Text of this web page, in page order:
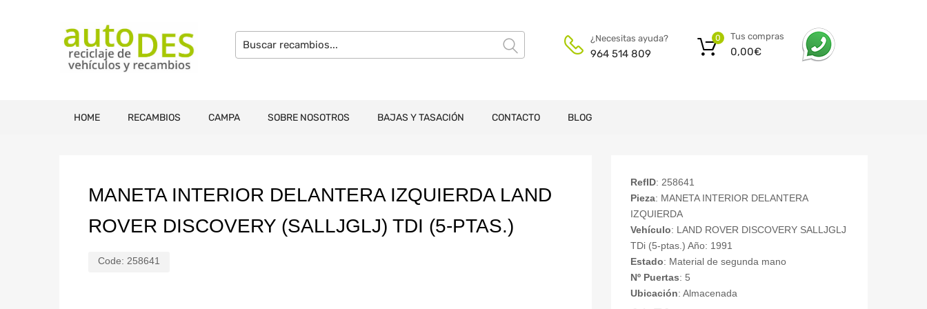
¿Necesitas ayuda?
964 514 809
Tus compras
0,00€
0
HOME RECAMBIOS CAMPA SOBRE NOSOTROS BAJAS Y TASACIÓN CONTACTO BLOG
MANETA INTERIOR DELANTERA IZQUIERDA LAND
ROVER DISCOVERY (SALLJGLJ) TDI (5-PTAS.)
Code: 258641
RefID: 258641
Pieza: MANETA INTERIOR DELANTERA
IZQUIERDA
Vehículo: LAND ROVER DISCOVERY SALLJGLJ
TDi (5-ptas.) Año: 1991
Estado: Material de segunda mano
Nº Puertas: 5
Ubicación: Almacenada